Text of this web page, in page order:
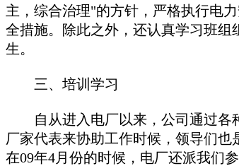
主，综合治理"的方针，严格执行电
全措施。除此之外，还认真学习班
生。
三、培训学习
自从进入电厂以来，公司通过各种
厂家代表来协助工作时候，领导们
在09年4月份的时候，电厂还派我们